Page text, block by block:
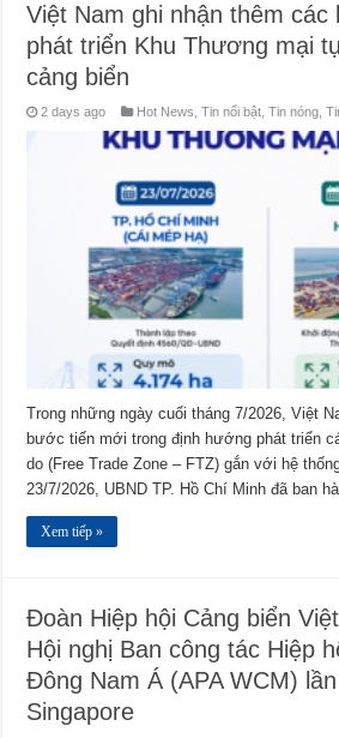
Việt Nam ghi nhận thêm
phát triển Khu Thương mại
cảng biển
2 days ago Hot News ,Tin nổi bật ,Tin nóng ,
Trong những ngày cuối tháng 7/2026, Việt
bước tiến mới trong định hướng phát triển
do (Free Trade Zone – FTZ) gắn với hệ
23/7/2026, UBND TP. Hồ Chí Minh đã ban
Xem tiếp »
Đoàn Hiệp hội Cảng biển
Hội nghị Ban công tác Hiệp
Đông Nam Á (APA WCM)
Singapore